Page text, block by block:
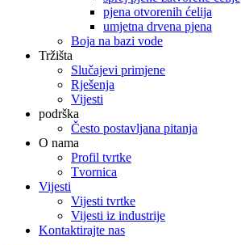
pjena otvorenih ćelija
umjetna drvena pjena
Boja na bazi vode
Tržišta
Slučajevi primjene
Rješenja
Vijesti
podrška
Često postavljana pitanja
O nama
Profil tvrtke
Tvornica
Vijesti
Vijesti tvrtke
Vijesti iz industrije
Kontaktirajte nas